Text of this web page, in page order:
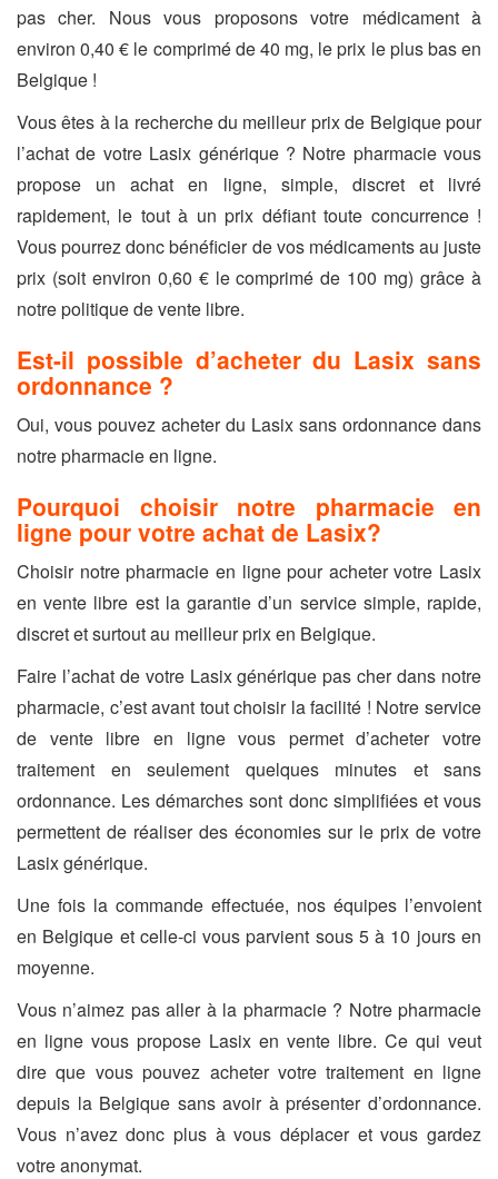
pas cher. Nous vous proposons votre médicament à
environ 0,40 € le comprimé de 40 mg, le prix le plus bas en
Belgique !
Vous êtes à la recherche du meilleur prix de Belgique pour
l’achat de votre Lasix générique ? Notre pharmacie vous
propose un achat en ligne, simple, discret et livré
rapidement, le tout à un prix défiant toute concurrence !
Vous pourrez donc bénéficier de vos médicaments au juste
prix (soit environ 0,60 € le comprimé de 100 mg) grâce à
notre politique de vente libre.
Est-il possible d’acheter du Lasix sans
ordonnance ?
Oui, vous pouvez acheter du Lasix sans ordonnance dans
notre pharmacie en ligne.
Pourquoi choisir notre pharmacie en
ligne pour votre achat de Lasix?
Choisir notre pharmacie en ligne pour acheter votre Lasix
en vente libre est la garantie d’un service simple, rapide,
discret et surtout au meilleur prix en Belgique.
Faire l’achat de votre Lasix générique pas cher dans notre
pharmacie, c’est avant tout choisir la facilité ! Notre service
de vente libre en ligne vous permet d’acheter votre
traitement en seulement quelques minutes et sans
ordonnance. Les démarches sont donc simplifiées et vous
permettent de réaliser des économies sur le prix de votre
Lasix générique.
Une fois la commande effectuée, nos équipes l’envoient
en Belgique et celle-ci vous parvient sous 5 à 10 jours en
moyenne.
Vous n’aimez pas aller à la pharmacie ? Notre pharmacie
en ligne vous propose Lasix en vente libre. Ce qui veut
dire que vous pouvez acheter votre traitement en ligne
depuis la Belgique sans avoir à présenter d’ordonnance.
Vous n’avez donc plus à vous déplacer et vous gardez
votre anonymat.